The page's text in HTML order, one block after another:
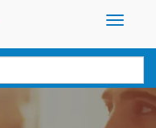
Toggle